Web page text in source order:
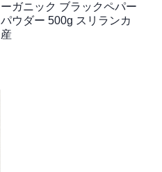
ーガニック ブラックペパー
パウダー 500g スリランカ
産